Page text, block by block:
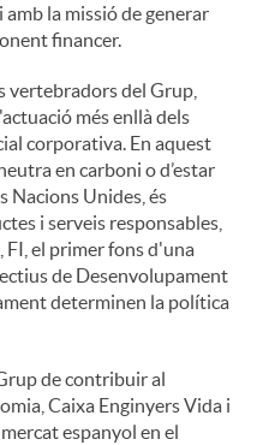
la missió de generar
financer.
vertebradors del Grup,
més enllà dels
corporativa. En aquest
en carboni o d’estar
Nacions Unides, és
i serveis responsables,
FI, el primer fons d'una
de Desenvolupament
determinen la política
de contribuir al
Caixa Enginyers Vida i
espanyol en el